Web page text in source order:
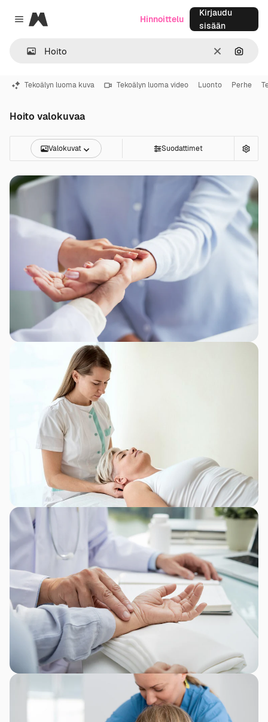
Close menu
Magnific
SelkeäHae
Hinnoittelu
Kirjaudu
sisään
Tekoälyn luoma kuva Tekoälyn luoma video Luonto Perhe
Hoito valokuvaa
Valokuvat Suodattimet